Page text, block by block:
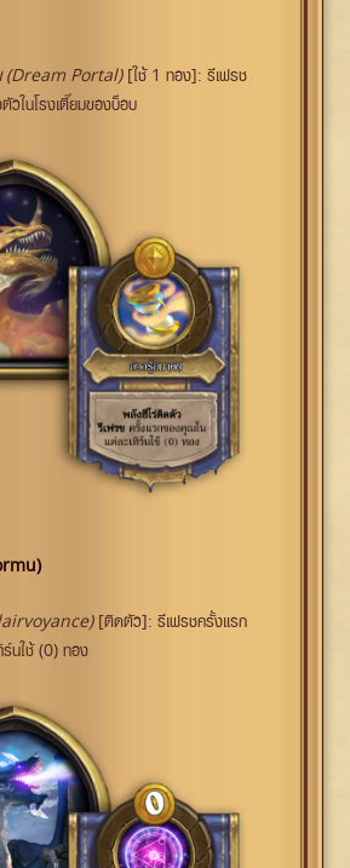
(Dream Portal)[ใช้ 1 ทอง]: รีเฟรช
วในโรงเตี๊ยมของบ็อบ
[ติดตัว]: รีเฟรชครั้งแรก
นใช้ (0) ทอง